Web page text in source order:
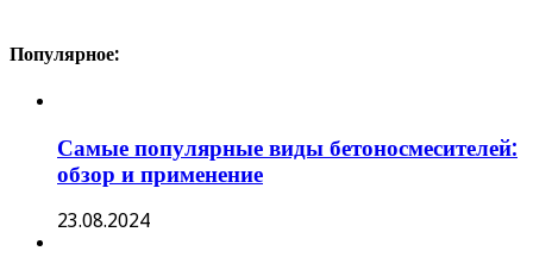
Популярное:
Самые популярные виды бетоносмесителей:
обзор и применение
23.08.2024